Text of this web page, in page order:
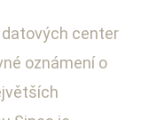
center
oznámení o